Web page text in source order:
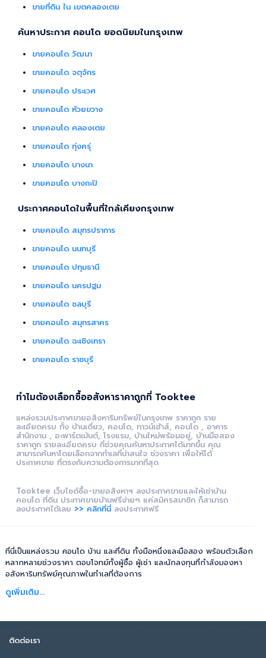
ขายที่ดิน ใน เขตคลองเตย
ค้นหาประกาศ คอนโด ยอดนิยมในกรุงเทพ
ขายคอนโด วัฒนา
ขายคอนโด จตุจักร
ขายคอนโด ประเวศ
ขายคอนโด ห้วยขวาง
ขายคอนโด คลองเตย
ขายคอนโด ทุ่งครุ่
ขายคอนโด บางนา
ขายคอนโด บางกะปิ
ประกาศคอนโดในพื้นที่ใกล้เคียงกรุงเทพ
ขายคอนโด สมุทรปราการ
ขายคอนโด นนทบุรี
ขายคอนโด ปทุมธานี
ขายคอนโด นครปฐม
ขายคอนโด ชลบุรี
ขายคอนโด สมุทรสาคร
ขายคอนโด ฉะเชิงเทรา
ขายคอนโด ราชบุรี
ทำไมต้องเลือกซื้ออสังหาราคาถูกที่ Tooktee
แหล่งรวมประกาศขายอสังหาริมทรัพย์ในกรุงเทพ ราคาถูก ราย
ละเอียดครบ ทั้ง บ้านเดี่ยว, คอนโด, ทาวน์เฮ้าส์, คอนโด , อาคาร
สำนักงาน , อะพาร์ตเม้นต์, โรงแรม, บ้านใหม่พร้อมอยู่, บ้านมือสอง
ราคาถูก รายละเอียดครบ ที่ช่วยคุณค้นหาประกาศได้มากขึ้น คุณ
สามารถค้นหาโดยเลือกจากทำเลที่น่าสนใจ ช่วงราคา เพื่อให้ได้
ประกาศขาย ที่ตรงกับความต้องการมากที่สุด
Tooktee เว็บไซต์ซื้อ-ขายอสังหาฯ ลงประกาศขายและให้เช่าบ้าน
คอนโด ที่ดิน ประกาศขายบ้านฟรีง่ายๆ แค่สมัครสมาชิก ก็สามารถ
ลงประกาศได้เลย >> คลิกที่นี่ ลงประกาศฟรี
ที่นี่เป็นแหล่งรวม คอนโด บ้าน และที่ดิน ทั้งมือหนึ่งและมือสอง พร้อมตัวเลือก
หลากหลายช่วงราคา ตอบโจทย์ทั้งผู้ซื้อ ผู้เช่า และนักลงทุนที่กำลังมองหา
อสังหาริมทรัพย์คุณภาพในทำเลที่ต้องการ
ดูเพิ่มเติม...
ติดต่อเรา